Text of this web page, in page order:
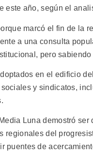
este año, según el
marcó el fin de la
a una consulta
pero
en el edificio
y sindicatos,
Luna demostró
regionales del
puentes de